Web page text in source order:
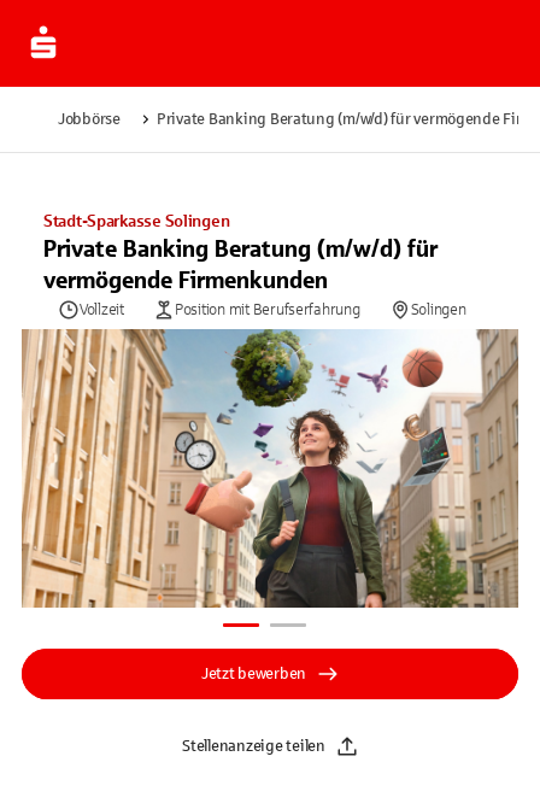
Jobbörse Private Banking Beratung (m/w/d) für vermögende
Stadt-Sparkasse Solingen
Private Banking Beratung (m/w/d) für
vermögende Firmenkunden
Vollzeit Position mit Berufserfahrung Solingen
Jetzt bewerben
Stellenanzeige teilen